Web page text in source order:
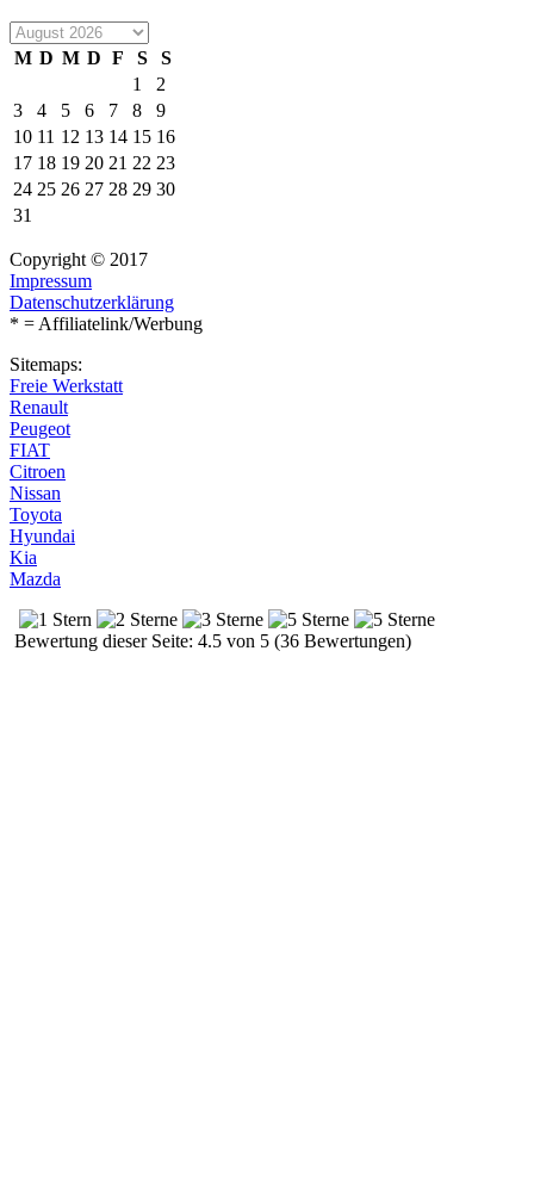
M D M D F S
S
1
2
3
4 5 6 7 8
9
10 11 12 13 14 15 16
17 18 19 20 21 22 23
24 25 26 27 28 29 30
31
Copyright © 2017
Impressum
Datenschutzerklärung
* = Affiliatelink/Werbung
Sitemaps:
Freie Werkstatt
Renault
Peugeot
FIAT
Citroen
Nissan
Toyota
Hyundai
Kia
Mazda
Bewertung dieser Seite: 4.5 von 5 (36 Bewertungen)